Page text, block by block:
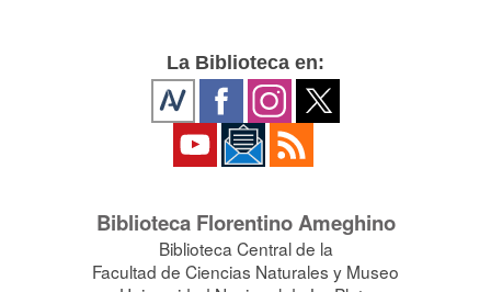
La Biblioteca en:
Biblioteca Florentino Ameghino
Biblioteca Central de la
Facultad de Ciencias Naturales y Museo